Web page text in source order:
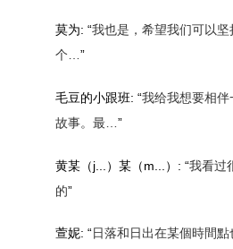
莫为: “我也是，希望我们可以
个…”
毛豆的小跟班: “我给我想要相
故事。最…”
黄某（j...）某（m...） : “我看过
的”
萱妮: “日落和日出在某個時間